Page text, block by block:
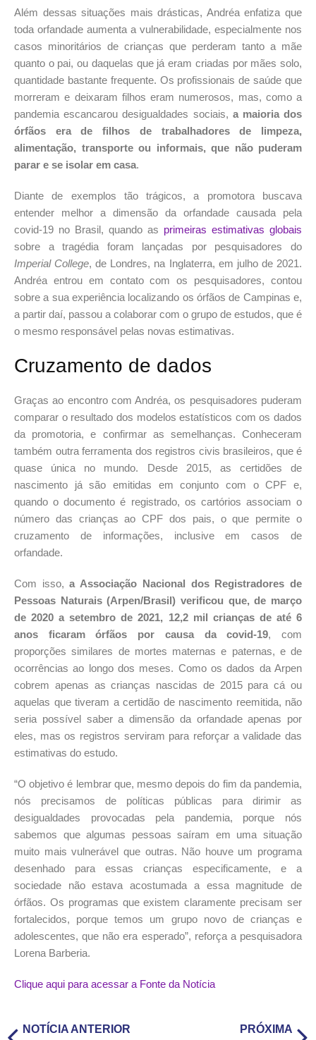
Além dessas situações mais drásticas, Andréa enfatiza que
toda orfandade aumenta a vulnerabilidade, especialmente nos
casos minoritários de crianças que perderam tanto a mãe
quanto o pai, ou daquelas que já eram criadas por mães solo,
quantidade bastante frequente. Os profissionais de saúde que
morreram e deixaram filhos eram numerosos, mas, como a
pandemia escancarou desigualdades sociais, a maioria dos
órfãos era de filhos de trabalhadores de limpeza,
alimentação, transporte ou informais, que não puderam
parar e se isolar em casa.
Diante de exemplos tão trágicos, a promotora buscava
entender melhor a dimensão da orfandade causada pela
covid-19 no Brasil, quando as primeiras estimativas globais
sobre a tragédia foram lançadas por pesquisadores do
Imperial College, de Londres, na Inglaterra, em julho de 2021.
Andréa entrou em contato com os pesquisadores, contou
sobre a sua experiência localizando os órfãos de Campinas e,
a partir daí, passou a colaborar com o grupo de estudos, que é
o mesmo responsável pelas novas estimativas.
Cruzamento de dados
Graças ao encontro com Andréa, os pesquisadores puderam
comparar o resultado dos modelos estatísticos com os dados
da promotoria, e confirmar as semelhanças. Conheceram
também outra ferramenta dos registros civis brasileiros, que é
quase única no mundo. Desde 2015, as certidões de
nascimento já são emitidas em conjunto com o CPF e,
quando o documento é registrado, os cartórios associam o
número das crianças ao CPF dos pais, o que permite o
cruzamento de informações, inclusive em casos de
orfandade.
Com isso, a Associação Nacional dos Registradores de
Pessoas Naturais (Arpen/Brasil) verificou que, de março
de 2020 a setembro de 2021, 12,2 mil crianças de até 6
anos ficaram órfãos por causa da covid-19, com
proporções similares de mortes maternas e paternas, e de
ocorrências ao longo dos meses. Como os dados da Arpen
cobrem apenas as crianças nascidas de 2015 para cá ou
aquelas que tiveram a certidão de nascimento reemitida, não
seria possível saber a dimensão da orfandade apenas por
eles, mas os registros serviram para reforçar a validade das
estimativas do estudo.
“O objetivo é lembrar que, mesmo depois do fim da pandemia,
nós precisamos de políticas públicas para dirimir as
desigualdades provocadas pela pandemia, porque nós
sabemos que algumas pessoas saíram em uma situação
muito mais vulnerável que outras. Não houve um programa
desenhado para essas crianças especificamente, e a
sociedade não estava acostumada a essa magnitude de
órfãos. Os programas que existem claramente precisam ser
fortalecidos, porque temos um grupo novo de crianças e
adolescentes, que não era esperado”, reforça a pesquisadora
Lorena Barberia.
Clique aqui para acessar a Fonte da Notícia
NOTÍCIA ANTERIOR PRÓXIMA